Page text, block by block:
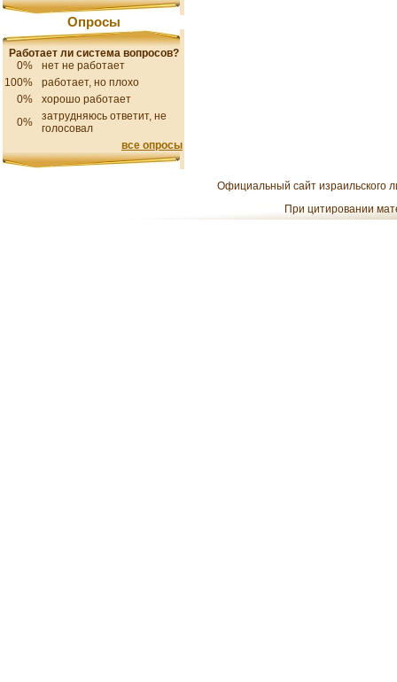
Опросы
Работает ли система вопросов?
0%
нет не работает
100%
работает, но плохо
0%
хорошо работает
0%
затрудняюсь ответит, не
голосовал
все опросы
Официальный сайт израильского
При цитировании